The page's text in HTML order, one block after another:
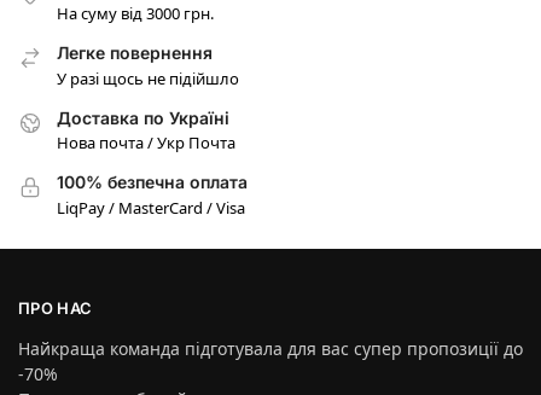
На суму від 3000 грн.
Легке повернення
У разі щось не підійшло
Доставка по Україні
Нова почта / Укр Почта
100% безпечна оплата
LiqPay / MasterCard / Visa
ПРО НАС
Найкраща команда підготувала для вас супер пропозиції до
-70%